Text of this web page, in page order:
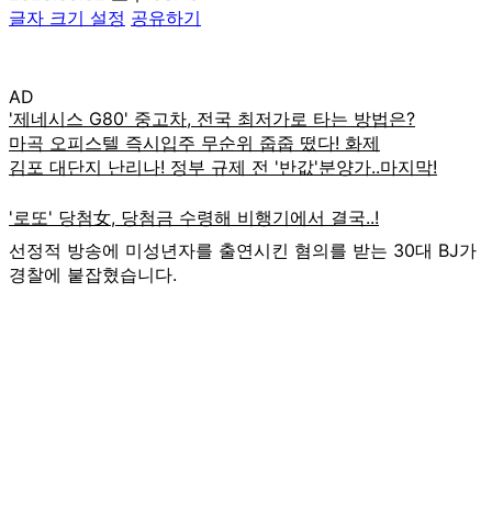
글자 크기 설정 공유하기
AD
선정적 방송에 미성년자를 출연시킨 혐의를 받는 30대 BJ가
경찰에 붙잡혔습니다.